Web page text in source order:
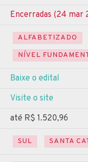
Encerradas (24 mar
ALFABETIZADO
NÍVEL
Baixe o edital
Visite o site
até R$ 1.520,96
SUL SANTA